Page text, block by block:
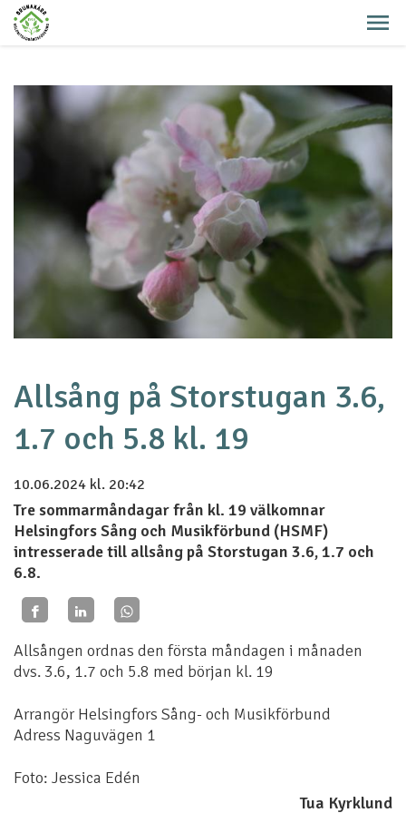
Allsång på Storstugan 3.6,
1.7 och 5.8 kl. 19
10.06.2024 kl. 20:42
Tre sommarmåndagar från kl. 19 välkomnar
Helsingfors Sång och Musikförbund (HSMF)
intresserade till allsång på Storstugan 3.6, 1.7 och
6.8.
Allsången ordnas den första måndagen i månaden
dvs. 3.6, 1.7 och 5.8 med början kl. 19
Arrangör Helsingfors Sång- och Musikförbund
Adress Naguvägen 1
Foto: Jessica Edén
Tua Kyrklund